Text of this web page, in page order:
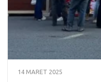
14 MARET 2025